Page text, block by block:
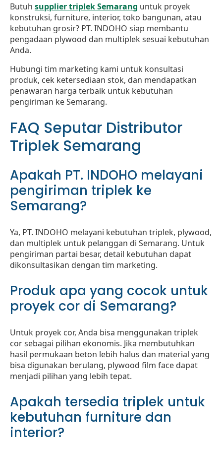
Butuh supplier triplek Semarang untuk proyek
konstruksi, furniture, interior, toko bangunan, atau
kebutuhan grosir? PT. INDOHO siap membantu
pengadaan plywood dan multiplek sesuai kebutuhan
Anda.
Hubungi tim marketing kami untuk konsultasi
produk, cek ketersediaan stok, dan mendapatkan
penawaran harga terbaik untuk kebutuhan
pengiriman ke Semarang.
FAQ Seputar Distributor
Triplek Semarang
Apakah PT. INDOHO melayani
pengiriman triplek ke
Semarang?
Ya, PT. INDOHO melayani kebutuhan triplek, plywood,
dan multiplek untuk pelanggan di Semarang. Untuk
pengiriman partai besar, detail kebutuhan dapat
dikonsultasikan dengan tim marketing.
Produk apa yang cocok untuk
proyek cor di Semarang?
Untuk proyek cor, Anda bisa menggunakan triplek
cor sebagai pilihan ekonomis. Jika membutuhkan
hasil permukaan beton lebih halus dan material yang
bisa digunakan berulang, plywood film face dapat
menjadi pilihan yang lebih tepat.
Apakah tersedia triplek untuk
kebutuhan furniture dan
interior?